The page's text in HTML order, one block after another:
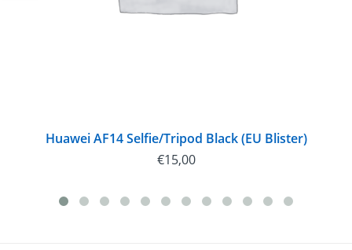
Huawei AF14 Selfie/Tripod Black (EU Blister)
€15,00